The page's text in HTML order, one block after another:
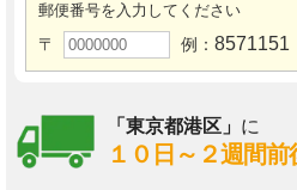
郵便番号を入力してください
〒 例： 8571151
「東京都港区」 に
１０日～２週間